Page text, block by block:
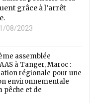
grâce à l’arrêt
08/2023
assemblée
à Tanger, Maroc :
régionale pour une
environnementale
pêche et de